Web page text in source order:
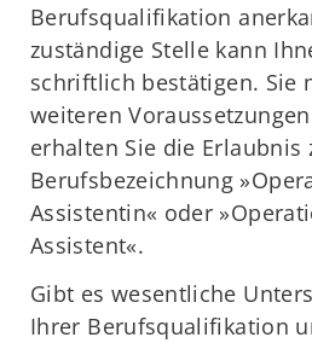
Berufsqualifikation
zuständige Stelle kann
schriftlich bestätigen. Sie
weiteren
erhalten Sie die Erlaubnis
Berufsbezeichnung
Assistentin« oder
Assistent«.
Gibt es wesentliche
Ihrer Berufsqualifikation